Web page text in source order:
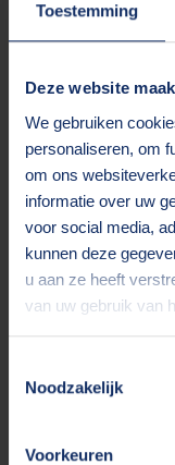
Toestemming
Deze website
We gebruiken
personaliseren, om
om ons
informatie over uw
voor social media,
kunnen deze
u aan ze heeft
van uw gebruik van
Noodzakelijk
Voorkeuren
Pim Pauel
MSP Consultant
Bel mij op
Voornaam*